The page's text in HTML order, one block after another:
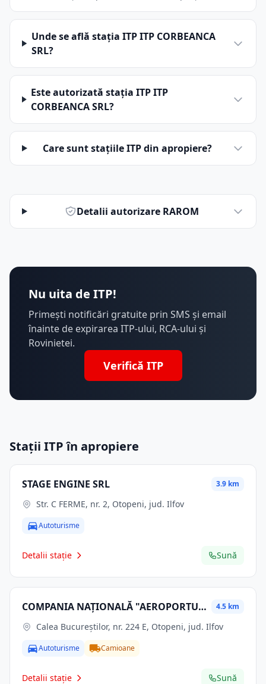
Unde se află stația ITP ITP CORBEANCA
SRL?
Este autorizată stația ITP ITP
CORBEANCA SRL?
Care sunt stațiile ITP din apropiere?
Detalii autorizare RAROM
Nu uita de ITP!
Primești notificări gratuite prin SMS și email
înainte de expirarea ITP-ului, RCA-ului și
Rovinietei.
Verifică ITP
Stații ITP în apropiere
STAGE ENGINE SRL 3.9 km
Str. C FERME, nr. 2, Otopeni, jud. Ilfov
Autoturisme
Detalii stație Sună
COMPANIA NAŢIONALĂ "AEROPORTURI BUCUREŞTI" SA 4.5 km
Calea Bucureştilor, nr. 224 E, Otopeni, jud. Ilfov
Autoturisme Camioane
Detalii stație Sună